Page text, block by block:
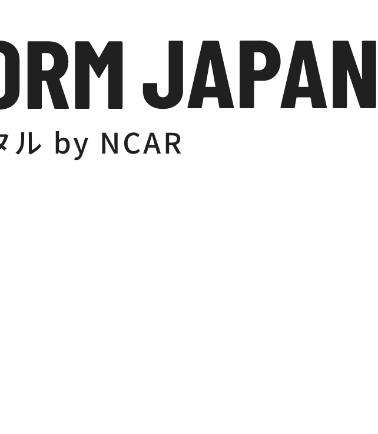
欧風景画展」
の風景に主題
1968年、銀座
、東京）等、
同年文化勲章
声》を1975年
》を1980年に
墨画に挑戦
。国内外から
可して得られ
故郷である神
えるようにな
そして1999
で永眠した。
した時代の空
ず、作品を見
ついて、ある
、東山の絵画
新潮』に寄せ
の著作は『東
なお東山を知